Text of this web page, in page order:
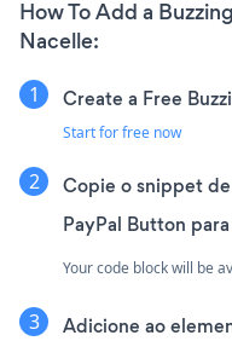
How To Add a
Nacelle:
Create a Free
Start for free now
Copie o snippet
PayPal Button
Your code block will be
Adicione ao